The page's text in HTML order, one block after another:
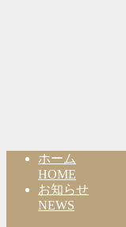
ホーム
HOME
お知らせ
NEWS